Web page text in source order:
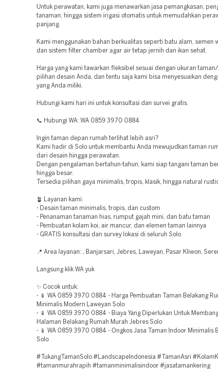
Untuk perawatan, kami juga menawarkan jasa pemangkasan,
tanaman, hingga sistem irigasi otomatis untuk memudahkan
panjang.
Kami menggunakan bahan berkualitas seperti batu alam, semen
dan sistem filter chamber agar air tetap jernih dan ikan sehat.
Harga yang kami tawarkan fleksibel sesuai dengan ukuran
pilihan desain Anda, dan tentu saja kami bisa menyesuaikan
yang Anda miliki.
Hubungi kami hari ini untuk konsultasi dan survei gratis.
📞 Hubungi WA: WA 0859 3970 0884
Ingin taman depan rumah terlihat lebih asri?
Kami hadir di Solo untuk membantu Anda mewujudkan taman
dari desain hingga perawatan.
Dengan pengalaman bertahun-tahun, kami siap tangani taman
hingga besar.
Tersedia pilihan gaya minimalis, tropis, klasik, hingga natural
🪴 Layanan kami:
- Desain taman minimalis, tropis, dan custom
- Penanaman tanaman hias, rumput gajah mini, dan batu taman
- Pembuatan kolam koi, air mancur, dan elemen taman lainnya
- GRATIS konsultasi dan survey lokasi di seluruh Solo
📍 Area layanan: , Banjarsari, Jebres, Laweyan, Pasar Kliwon,
Langsung klik WA yuk
✨ Cocok untuk:
- 📱 WA 0859 3970 0884 - Harga Pembuatan Taman Belakang
Minimalis Modern Laweyan Solo
- 📱 WA 0859 3970 0884 - Biaya Yang Diperlukan Untuk
Halaman Belakang Rumah Murah Jebres Solo
- 📱 WA 0859 3970 0884 - Ongkos Jasa Taman Indoor Minimalis
Solo
#TukangTamanSolo #LandscapeIndonesia #TamanAsri
#tamanmurahrapih #tamanminimalisindoor #jasatamankering